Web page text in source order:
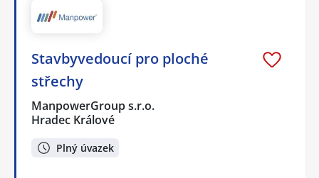
Stavbyvedoucí pro ploché
střechy
ManpowerGroup s.r.o.
Hradec Králové
Plný úvazek